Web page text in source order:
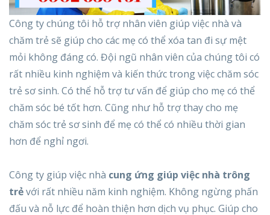
Công ty chúng tôi hỗ trợ nhân viên giúp việc nhà và
chăm trẻ sẽ giúp cho các mẹ có thể xóa tan đi sự mệt
mỏi không đáng có. Đội ngũ nhân viên của chúng tôi có
rất nhiều kinh nghiệm và kiến thức trong việc chăm sóc
trẻ sơ sinh. Có thể hỗ trợ tư vấn để giúp cho mẹ có thể
chăm sóc bé tốt hơn. Cũng như hỗ trợ thay cho mẹ
chăm sóc trẻ sơ sinh để mẹ có thể có nhiều thời gian
hơn để nghỉ ngơi.
Công ty giúp việc nhà cung ứng giúp việc nhà trông
trẻvới rất nhiều năm kinh nghiệm. Không ngừng phấn
đấu và nỗ lực để hoàn thiện hơn dịch vụ phục. Giúp cho